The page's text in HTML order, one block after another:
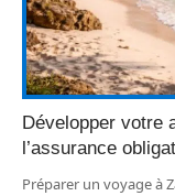
Développer votre
l’assurance
Préparer un voyage à